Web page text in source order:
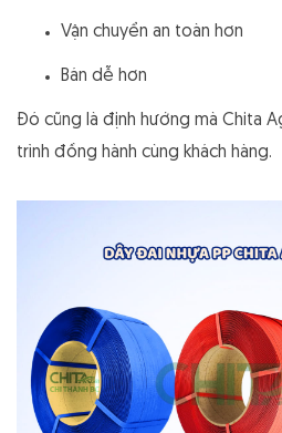
Vận chuyển an toàn hơn
Bán dễ hơn
Đó cũng là định hướng mà Chita
trình đồng hành cùng khách hàng.